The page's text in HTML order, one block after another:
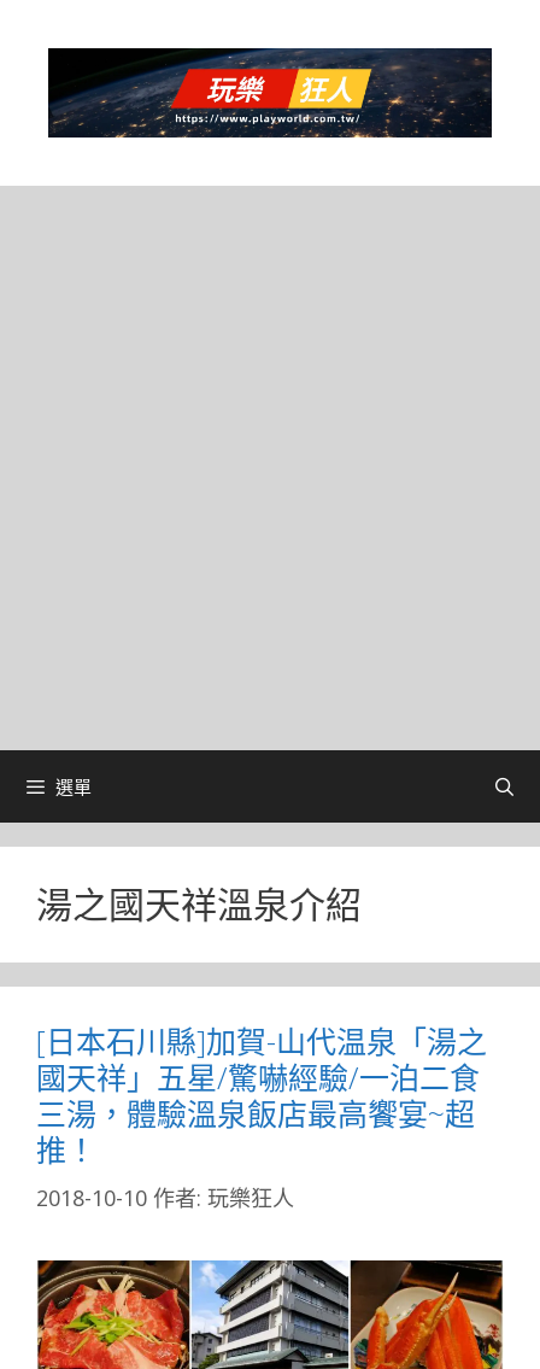
選單
湯之國天祥溫泉介紹
[日本石川縣]加賀-山代温泉「湯之
國天祥」五星/驚嚇經驗/一泊二食
三湯，體驗溫泉飯店最高饗宴~超
推！
2018-10-10 作者: 玩樂狂人